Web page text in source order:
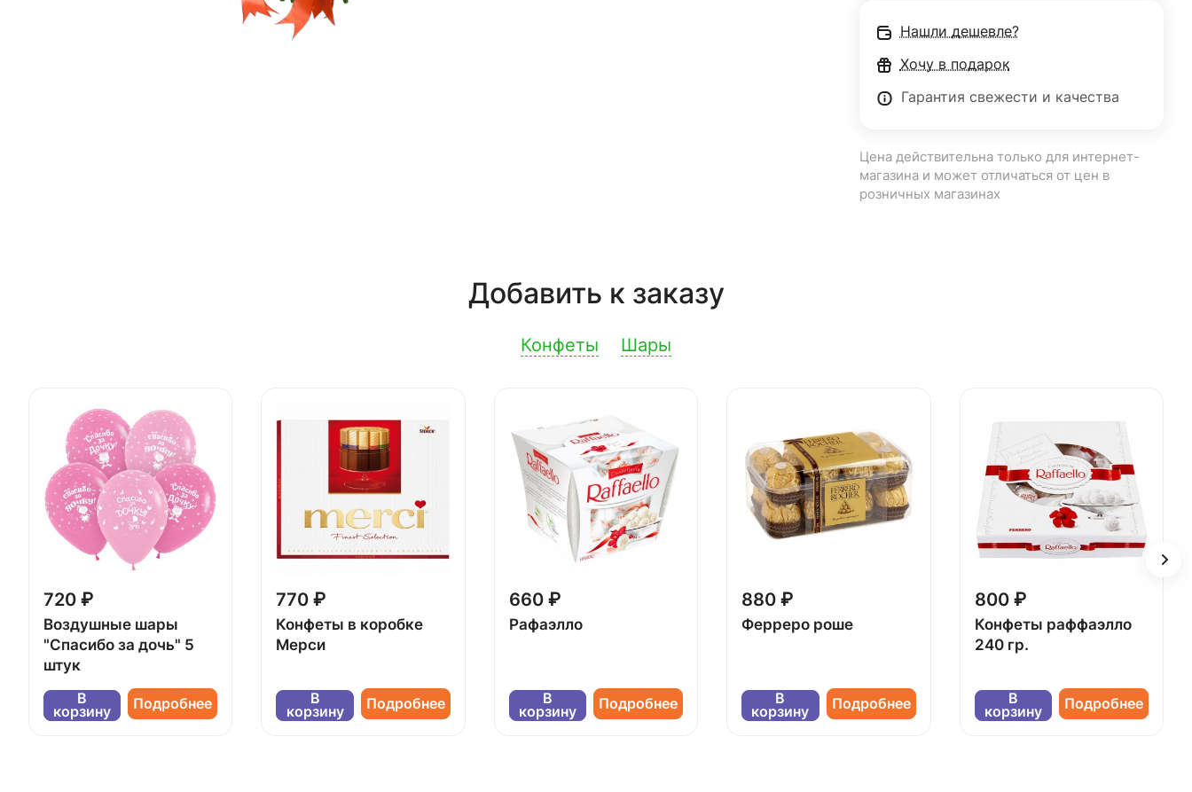
Нашли дешевле?
Хочу в подарок
Гарантия свежести и качества
Цена действительна только для интернет-
магазина и может отличаться от цен в
розничных магазинах
Добавить к заказу
Конфеты Шары
720 ₽
Воздушные шары
"Спасибо за дочь" 5
штук
В
корзину
Подробнее
770 ₽
Конфеты в коробке
Мерси
В
корзину
Подробнее
660 ₽
Рафаэлло
В
корзину
Подробнее
880 ₽
Ферреро роше
В
корзину
Подробнее
800 ₽
Конфеты раффаэлло
240 гр.
В
корзину
Подробнее